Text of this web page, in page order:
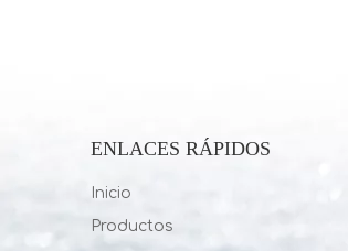
ENLACES RÁPIDOS
Inicio
Productos